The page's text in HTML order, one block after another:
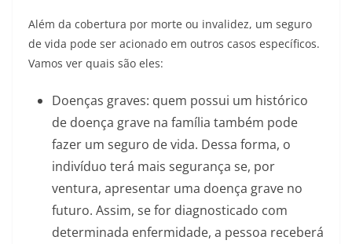
Além da cobertura por morte ou invalidez, um seguro
de vida pode ser acionado em outros casos específicos.
Vamos ver quais são eles:
Doenças graves: quem possui um histórico
de doença grave na família também pode
fazer um seguro de vida. Dessa forma, o
indivíduo terá mais segurança se, por
ventura, apresentar uma doença grave no
futuro. Assim, se for diagnosticado com
determinada enfermidade, a pessoa receberá